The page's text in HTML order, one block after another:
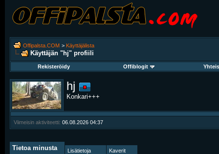
Offipalsta.COM > Käyttäjälista
Käyttäjän "hj" profiili
Rekisteröidy Offiblogit
hj
Konkari+++
Viimeisin aktiviteetti: 06.08.2026 04:37
Tietoa minusta Lisätietoja Kaverit